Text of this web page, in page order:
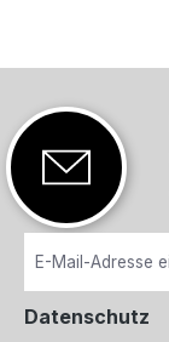
Datenschutz